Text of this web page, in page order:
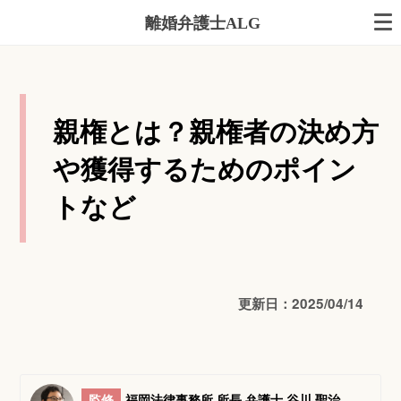
離婚弁護士ALG
親権とは？親権者の決め方
や獲得するためのポイン
トなど
更新日：2025/04/14